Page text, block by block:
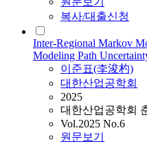
복사/대출신청
Inter-Regional Markov
Modeling Path
이준표(李浚杓)
대한산업공학회
2025
대한산업공학회
Vol.2025 No.6
원문보기